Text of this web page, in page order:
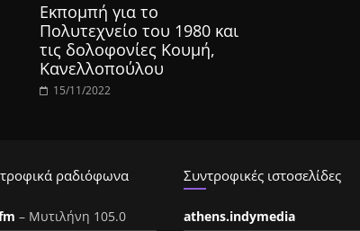
Εκπομπή για το
Πολυτεχνείο του 1980 και
τις δολοφονίες Κουμή,
Κανελλοπούλου
15/11/2022
ραδιόφωνα
– Μυτιλήνη 105.0
Συντροφικές ιστοσελίδες
athens.indymedia